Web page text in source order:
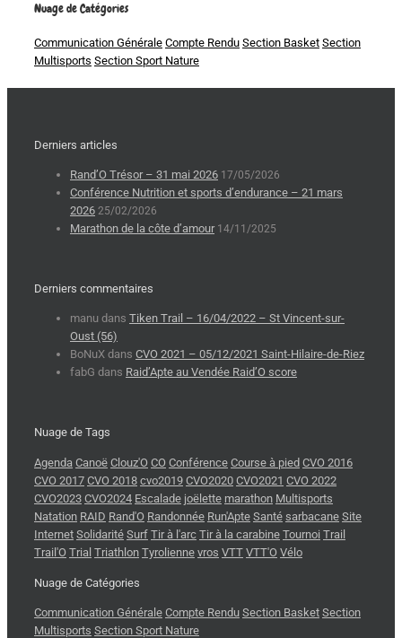
Nuage de Catégories
Communication Générale Compte Rendu Section Basket Section
Multisports Section Sport Nature
Derniers articles
Rand’O Trésor – 31 mai 2026 17/05/2026
Conférence Nutrition et sports d’endurance – 21 mars
2026 25/02/2026
Marathon de la côte d’amour 14/11/2025
Derniers commentaires
manu dans Tiken Trail – 16/04/2022 – St Vincent-sur-
Oust (56)
BoNuX dans CVO 2021 – 05/12/2021 Saint-Hilaire-de-Riez
fabG dans Raid’Apte au Vendée Raid’O score
Nuage de Tags
Agenda Canoë Clouz'O CO Conférence Course à pied CVO 2016
CVO 2017 CVO 2018 cvo2019 CVO2020 CVO2021 CVO 2022
CVO2023 CVO2024 Escalade joëlette marathon Multisports
Natation RAID Rand'O Randonnée Run'Apte Santé sarbacane Site
Internet Solidarité Surf Tir à l'arc Tir à la carabine Tournoi Trail
Trail'O Trial Triathlon Tyrolienne vros VTT VTT'O Vélo
Nuage de Catégories
Communication Générale Compte Rendu Section Basket Section
Multisports Section Sport Nature